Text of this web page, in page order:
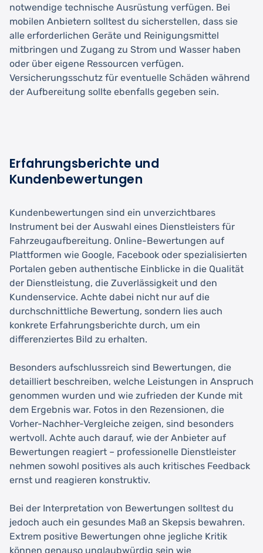
notwendige technische Ausrüstung verfügen. Bei
mobilen Anbietern solltest du sicherstellen, dass sie
alle erforderlichen Geräte und Reinigungsmittel
mitbringen und Zugang zu Strom und Wasser haben
oder über eigene Ressourcen verfügen.
Versicherungsschutz für eventuelle Schäden während
der Aufbereitung sollte ebenfalls gegeben sein.
Erfahrungsberichte und
Kundenbewertungen
Kundenbewertungen sind ein unverzichtbares
Instrument bei der Auswahl eines Dienstleisters für
Fahrzeugaufbereitung. Online-Bewertungen auf
Plattformen wie Google, Facebook oder spezialisierten
Portalen geben authentische Einblicke in die Qualität
der Dienstleistung, die Zuverlässigkeit und den
Kundenservice. Achte dabei nicht nur auf die
durchschnittliche Bewertung, sondern lies auch
konkrete Erfahrungsberichte durch, um ein
differenziertes Bild zu erhalten.
Besonders aufschlussreich sind Bewertungen, die
detailliert beschreiben, welche Leistungen in Anspruch
genommen wurden und wie zufrieden der Kunde mit
dem Ergebnis war. Fotos in den Rezensionen, die
Vorher-Nachher-Vergleiche zeigen, sind besonders
wertvoll. Achte auch darauf, wie der Anbieter auf
Bewertungen reagiert – professionelle Dienstleister
nehmen sowohl positives als auch kritisches Feedback
ernst und reagieren konstruktiv.
Bei der Interpretation von Bewertungen solltest du
jedoch auch ein gesundes Maß an Skepsis bewahren.
Extrem positive Bewertungen ohne jegliche Kritik
können genauso unglaubwürdig sein wie